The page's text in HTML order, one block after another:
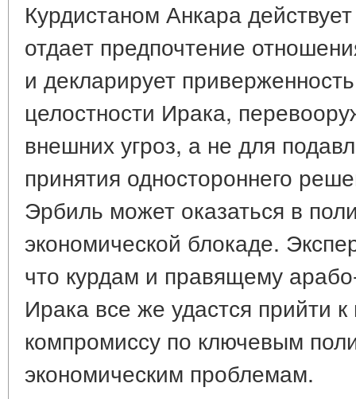
Курдистаном Анкара
отдает предпочтение
и декларирует
целостности Ирака,
внешних угроз, а не для
принятия одностороннего
Эрбиль может оказаться в
экономической блокаде.
что курдам и правящему
Ирака все же удастся прийти
компромиссу по ключевым
экономическим проблемам.